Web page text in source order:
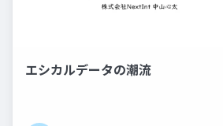
エシカルデータの潮流